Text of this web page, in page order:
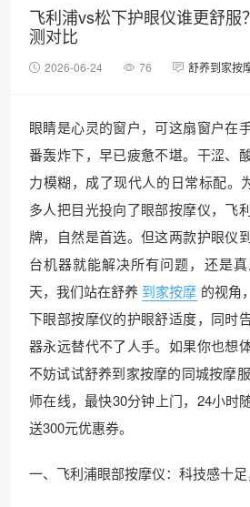
飞利浦vs松下护眼仪谁更舒服
测对比
2026-06-24 76 舒养到家按
眼睛是心灵的窗户，可这扇窗户在
番轰炸下，早已疲惫不堪。干涩、
力模糊，成了现代人的日常标配。
多人把目光投向了眼部按摩仪，飞
牌，自然是首选。但这两款护眼仪
台机器就能解决所有问题，还是
天，我们站在舒养 到家按摩 的视角
下眼部按摩仪的护眼舒适度，同时
器永远替代不了人手。如果你也想
不妨试试舒养到家按摩的同城按摩
师在线，最快30分钟上门，24小时
送300元优惠券。
一、飞利浦眼部按摩仪：科技感十